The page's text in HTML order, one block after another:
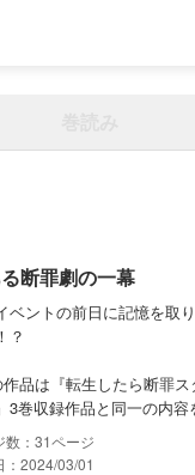
断罪劇の一幕
ベントの前日に記憶を取
品は『転生したら断罪
3巻収録作品と同一の内容
31
：2024/03/01